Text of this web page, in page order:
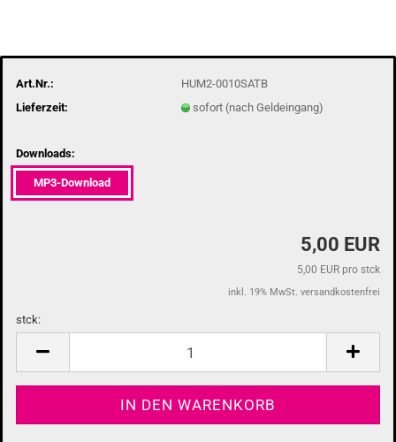
Art.Nr.:
HUM2-0010SATB
Lieferzeit:
sofort (nach Geldeingang)
Downloads:
MP3-Download
5,00 EUR
5,00 EUR pro stck
inkl. 19% MwSt. versandkostenfrei
stck: